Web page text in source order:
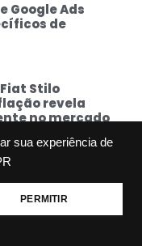
sua experiência de
PERMITIR
Google Ads
de
Stilo
revela
no mercado